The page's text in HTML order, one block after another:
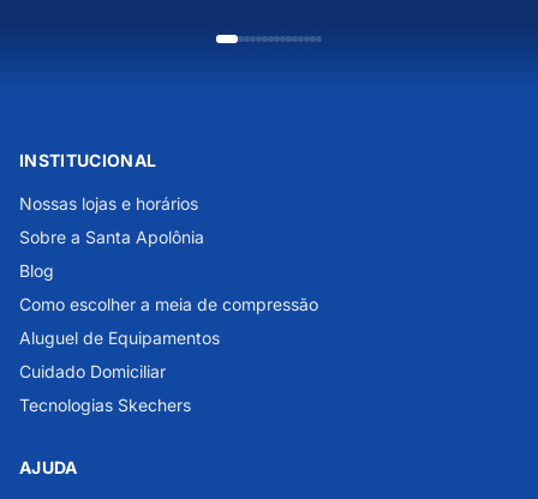
INSTITUCIONAL
Nossas lojas e horários
Sobre a Santa Apolônia
Blog
Como escolher a meia de compressão
Aluguel de Equipamentos
Cuidado Domiciliar
Tecnologias Skechers
AJUDA